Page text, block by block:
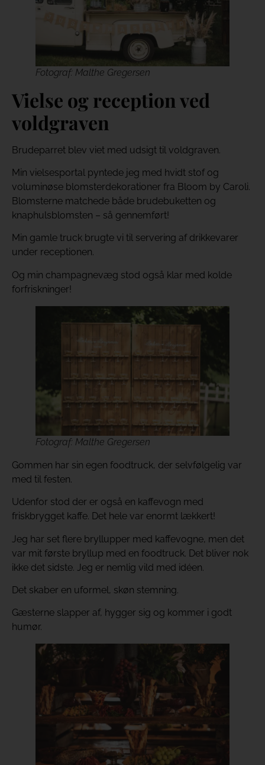
Fotograf: Malthe Gregersen
Vielse og reception ved
voldgraven
Brudeparret blev viet med udsigt til voldgraven.
Min vielsesportal pyntede jeg med hvidt stof og
voluminøse blomsterdekorationer fra Bloom by Caroli.
Blomsterne matchede både brudebuketten og
knaphulsblomsten – så gennemført!
Min gamle truck brugte vi til servering af drikkevarer
under receptionen.
Og min champagnevæg stod også klar med kolde
forfriskninger!
Fotograf: Malthe Gregersen
Gommen har sin egen foodtruck, der selvfølgelig var
med til festen.
Udenfor stod der er også en kaffevogn med
friskbrygget kaffe. Det hele var enormt lækkert!
Jeg har set flere bryllupper med kaffevogne, men det
var mit første bryllup med en foodtruck. Det bliver nok
ikke det sidste. Jeg er nemlig vild med idéen.
Det skaber en uformel, skøn stemning.
Gæsterne slapper af, hygger sig og kommer i godt
humør.